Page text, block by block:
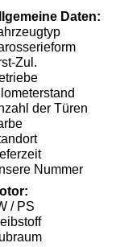
Daten:
Zul.
der Türen
Nummer
/ PS